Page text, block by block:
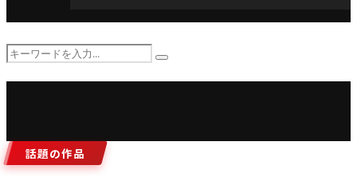
Search
Search
話題の作品